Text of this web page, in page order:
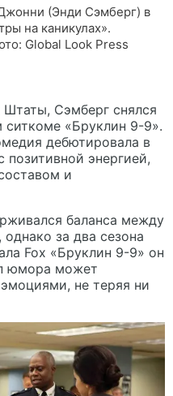
(Энди Сэмберг) в
на каникулах».
Global Look Press
Сэмберг снялся
«Бруклин 9-9».
дебютировала в
позитивной энергией,
и
баланса между
за два сезона
Fox «Бруклин 9-9» он
юмора может
не теряя ни